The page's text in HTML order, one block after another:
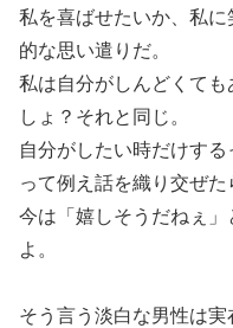
私を喜ばせたいか、私
的な思い遣りだ。
私は自分がしんどくて
しょ？それと同じ。
自分がしたい時だけする
って例え話を織り交ぜた
今は「嬉しそうだねぇ
よ。
そう言う淡白な男性は実